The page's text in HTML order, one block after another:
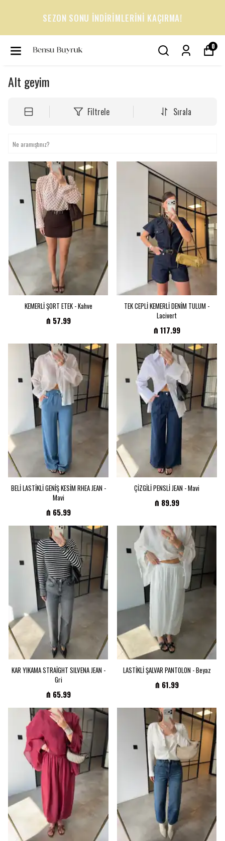
SUMMER COLLECTION
0
Alt geyim
Filtrele Sırala
KEMERLİ ŞORT ETEK - Kahve
₼ 57.99
TEK CEPLİ KEMERLİ DENİM TULUM -
Lacivert
₼ 117.99
BELİ LASTİKLİ GENİŞ KESİM RHEA JEAN -
Mavi
₼ 65.99
ÇİZGİLİ PENSLİ JEAN - Mavi
₼ 89.99
KAR YIKAMA STRAİGHT SILVENA JEAN -
Gri
₼ 65.99
LASTİKLİ ŞALVAR PANTOLON - Beyaz
₼ 61.99